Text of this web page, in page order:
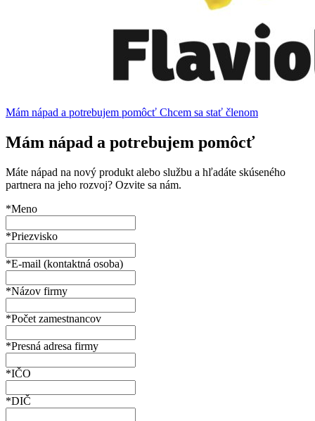
Mám nápad a potrebujem pomôcť Chcem sa stať členom
Mám nápad a potrebujem pomôcť
Máte nápad na nový produkt alebo službu a hľadáte skúseného
partnera na jeho rozvoj? Ozvite sa nám.
*Meno
*Priezvisko
*E-mail (kontaktná osoba)
*Názov firmy
*Počet zamestnancov
*Presná adresa firmy
*IČO
*DIČ